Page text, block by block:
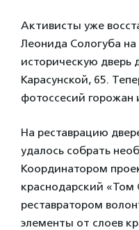
Активисты уже
Леонида Сологуба
историческую дверь
Карасунской, 65.
фотоссесий горожан
На реставрацию
удалось собрать
Координатором
краснодарский «Том
реставратором
элементы от слоев